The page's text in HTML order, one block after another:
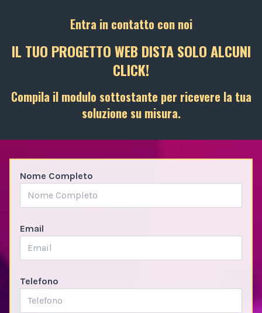
Entra in contatto con noi
IL TUO PROGETTO WEB DISTA SOLO ALCUNI
CLICK!
Compila il modulo sottostante per ricevere la tua
soluzione su misura.
Nome Completo
Email
Telefono